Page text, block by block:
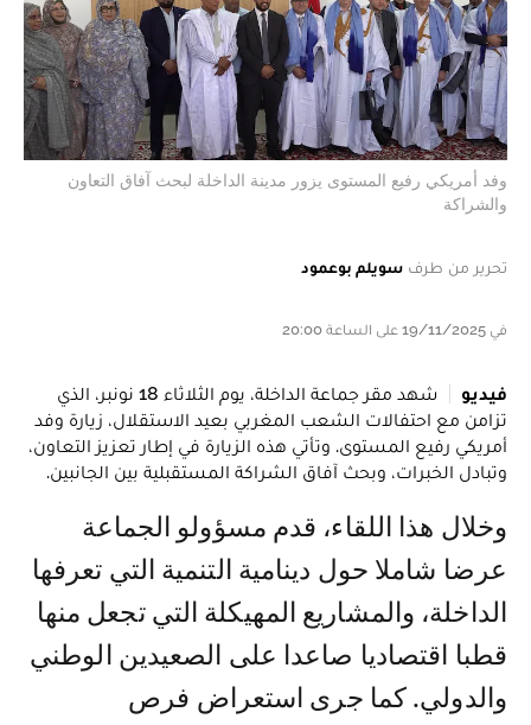
وفد أمريكي رفيع المستوى يزور مدينة الداخلة لبحث آفاق التعاون
والشراكة
تحرير من طرف سويلم بوعمود
في 19/11/2025 على الساعة 20:00
فيديو
شهد مقر جماعة الداخلة، يوم الثلاثاء 18 نونبر، الذي
تزامن مع احتفالات الشعب المغربي بعيد الاستقلال، زيارة وفد
أمريكي رفيع المستوى. وتأتي هذه الزيارة في إطار تعزيز التعاون،
وتبادل الخبرات، وبحث آفاق الشراكة المستقبلية بين الجانبين.
وخلال هذا اللقاء، قدم مسؤولو الجماعة
عرضا شاملا حول دينامية التنمية التي تعرفها
الداخلة، والمشاريع المهيكلة التي تجعل منها
قطبا اقتصاديا صاعدا على الصعيدين الوطني
والدولي. كما جرى استعراض فرص